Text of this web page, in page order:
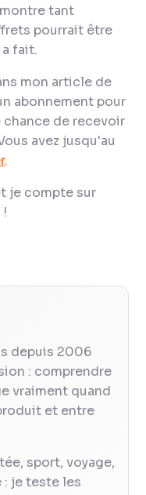
tant
pourrait être
fait.
mon article de
abonnement pour
chance de recevoir
avez jusqu'au
.
je compte sur
depuis 2006
: comprendre
vraiment quand
et entre
sport, voyage,
je teste les